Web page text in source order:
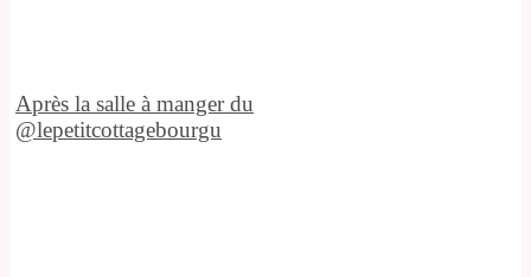
Après la salle à manger du
@lepetitcottagebourgu